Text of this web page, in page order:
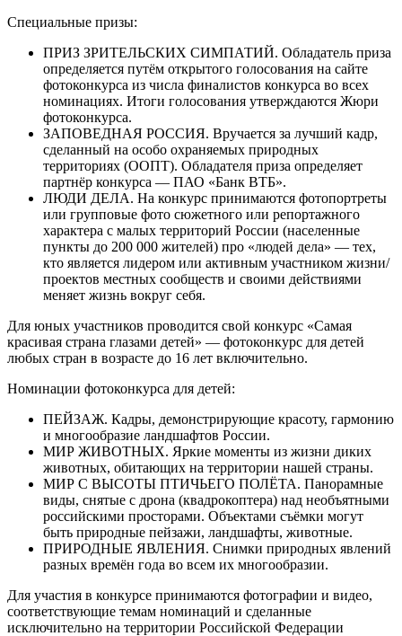
Специальные призы:
ПРИЗ ЗРИТЕЛЬСКИХ СИМПАТИЙ. Обладатель приза
определяется путём открытого голосования на сайте
фотоконкурса из числа финалистов конкурса во всех
номинациях. Итоги голосования утверждаются Жюри
фотоконкурса.
ЗАПОВЕДНАЯ РОССИЯ. Вручается за лучший кадр,
сделанный на особо охраняемых природных
территориях (ООПТ). Обладателя приза определяет
партнёр конкурса — ПАО «Банк ВТБ».
ЛЮДИ ДЕЛА. На конкурс принимаются фотопортреты
или групповые фото сюжетного или репортажного
характера с малых территорий России (населенные
пункты до 200 000 жителей) про «людей дела» — тех,
кто является лидером или активным участником жизни/
проектов местных сообществ и своими действиями
меняет жизнь вокруг себя.
Для юных участников проводится свой конкурс «Самая
красивая страна глазами детей» — фотоконкурс для детей
любых стран в возрасте до 16 лет включительно.
Номинации фотоконкурса для детей:
ПЕЙЗАЖ. Кадры, демонстрирующие красоту, гармонию
и многообразие ландшафтов России.
МИР ЖИВОТНЫХ. Яркие моменты из жизни диких
животных, обитающих на территории нашей страны.
МИР С ВЫСОТЫ ПТИЧЬЕГО ПОЛЁТА. Панорамные
виды, снятые с дрона (квадрокоптера) над необъятными
российскими просторами. Объектами съёмки могут
быть природные пейзажи, ландшафты, животные.
ПРИРОДНЫЕ ЯВЛЕНИЯ. Снимки природных явлений
разных времён года во всем их многообразии.
Для участия в конкурсе принимаются фотографии и видео,
соответствующие темам номинаций и сделанные
исключительно на территории Российской Федерации